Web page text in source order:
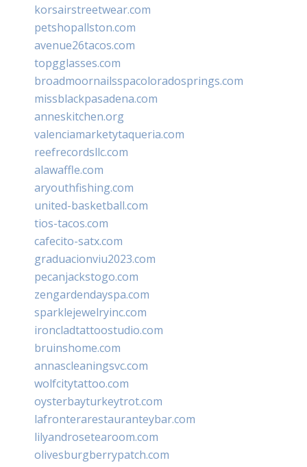
korsairstreetwear.com
petshopallston.com
avenue26tacos.com
topgglasses.com
broadmoornailsspacoloradosprings.com
missblackpasadena.com
anneskitchen.org
valenciamarketytaqueria.com
reefrecordsllc.com
alawaffle.com
aryouthfishing.com
united-basketball.com
tios-tacos.com
cafecito-satx.com
graduacionviu2023.com
pecanjackstogo.com
zengardendayspa.com
sparklejewelryinc.com
ironcladtattoostudio.com
bruinshome.com
annascleaningsvc.com
wolfcitytattoo.com
oysterbayturkeytrot.com
lafronterarestauranteybar.com
lilyandrosetearoom.com
olivesburgberrypatch.com